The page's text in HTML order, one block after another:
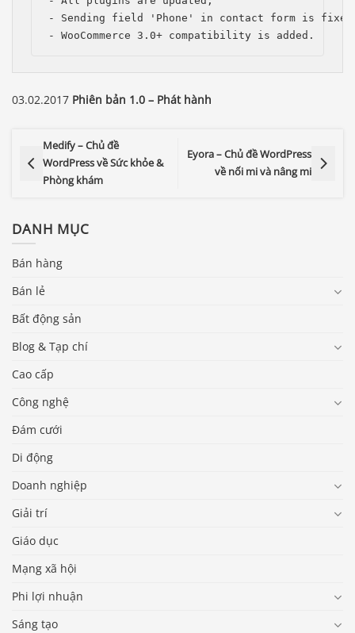
- Sending field 'Phone' in contact form is
- WooCommerce 3.0+ compatibility is added.
03.02.2017 Phiên bản 1.0 – Phát hành
Medify – Chủ đề
WordPress về Sức khỏe &
Phòng khám
Eyora – Chủ đề WordPress
về nối mi và nâng mi
DANH MỤC
Bán hàng
Bán lẻ
Bất động sản
Blog & Tạp chí
Cao cấp
Công nghệ
Đám cưới
Di động
Doanh nghiệp
Giải trí
Giáo dục
Mạng xã hội
Phi lợi nhuận
Sáng tạo